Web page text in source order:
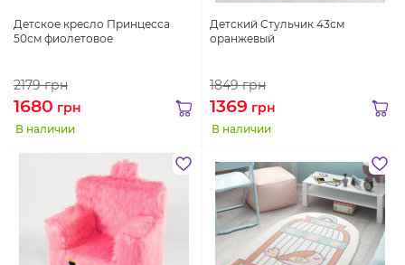
Детское кресло Принцесса
50см фиолетовое
2179грн
1680 грн
В наличии
Детский Стульчик 43см
оранжевый
1849грн
1369 грн
В наличии